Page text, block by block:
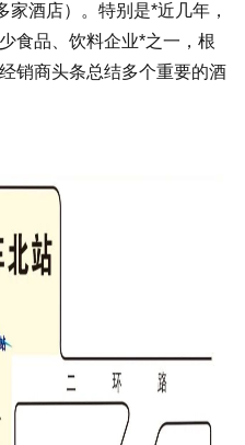
酒店）。特别是*近几年，
食品、饮料企业*之一，根
销商头条总结多个重要的酒